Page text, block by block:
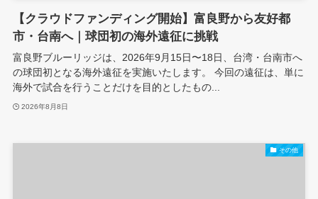
【クラウドファンディング開始】富良野から友好都
市・台南へ｜球団初の海外遠征に挑戦
富良野ブルーリッジは、2026年9月15日〜18日、台湾・台南市へ
の球団初となる海外遠征を実施いたします。 今回の遠征は、単に
海外で試合を行うことだけを目的としたもの...
2026年8月8日
その他